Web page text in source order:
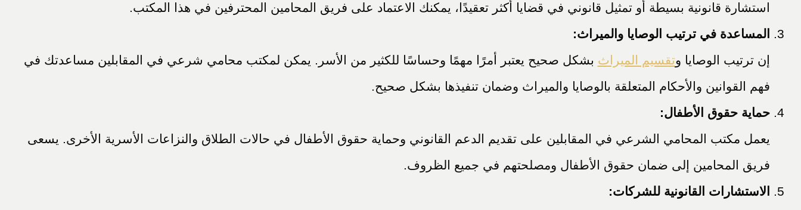
استشارة قانونية بسيطة أو تمثيل قانوني في قضايا أكثر تعقيدًا، يمكنك الاعتماد على فريق المحامين المحترفين في هذا المكتب.
المساعدة في ترتيب الوصايا والميراث:
إن ترتيب الوصايا وتقسيم الميراث بشكل صحيح يعتبر أمرًا مهمًا وحساسًا للكثير من الأسر. يمكن لمكتب محامي شرعي في المقابلين مساعدتك في
فهم القوانين والأحكام المتعلقة بالوصايا والميراث وضمان تنفيذها بشكل صحيح.
حماية حقوق الأطفال:
يعمل مكتب المحامي الشرعي في المقابلين على تقديم الدعم القانوني وحماية حقوق الأطفال في حالات الطلاق والنزاعات الأسرية الأخرى. يسعى
فريق المحامين إلى ضمان حقوق الأطفال ومصلحتهم في جميع الظروف.
الاستشارات القانونية للشركات: